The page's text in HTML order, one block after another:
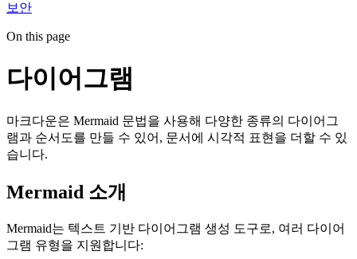
보안
On this page
다이어그램
마크다운은 Mermaid 문법을 사용해 다양한 종류의 다이어그
램과 순서도를 만들 수 있어, 문서에 시각적 표현을 더할 수 있
습니다.
Mermaid 소개
Mermaid는 텍스트 기반 다이어그램 생성 도구로, 여러 다이어
그램 유형을 지원합니다: